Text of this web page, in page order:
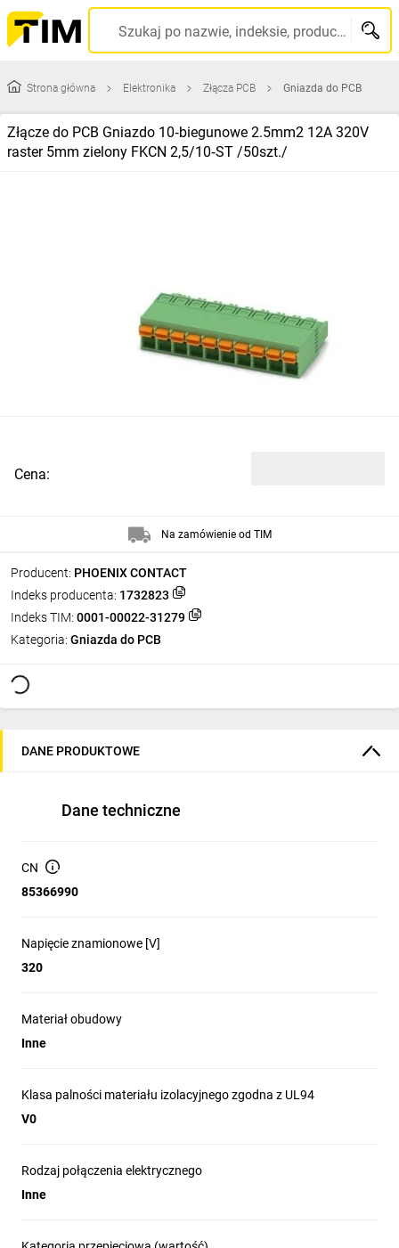
Szukaj po nazwie, indeksie, producencie, kodzie kreskowym...
Strona główna Elektronika Złącza PCB Gniazda do PCB
Złącze do PCB Gniazdo 10‑biegunowe 2.5mm2 12A 320V
raster 5mm zielony FKCN 2,5/10‑ST /50szt./
Producent: PHOENIX CONTACT
Indeks producenta: 1732823
Indeks TIM: 0001-00022-31279
Kategoria: Gniazda do PCB
Cena:
Na zamówienie od TIM
DANE PRODUKTOWE
Dane techniczne
CN
85366990
Napięcie znamionowe [V]
320
Materiał obudowy
Inne
Klasa palności materiału izolacyjnego zgodna z UL94
V0
Rodzaj połączenia elektrycznego
Inne